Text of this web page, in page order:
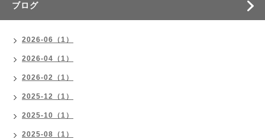
ブログ
2026-06（1）
2026-04（1）
2026-02（1）
2025-12（1）
2025-10（1）
2025-08（1）